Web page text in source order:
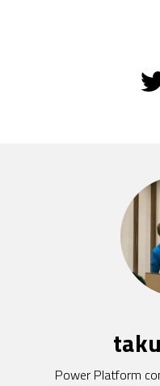
Power Platform